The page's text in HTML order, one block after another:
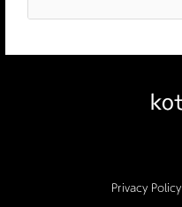
Privacy Policy